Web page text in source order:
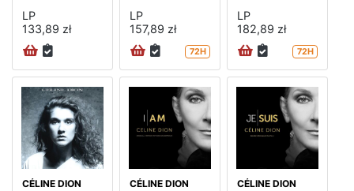
LP
133,89 zł
LP
157,89 zł
72H
LP
182,89 zł
72H
CÉLINE DION
CÉLINE DION
CÉLINE DION